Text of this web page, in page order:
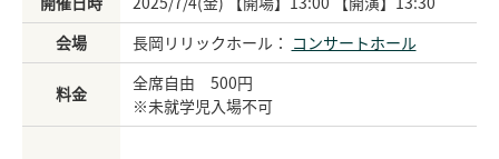
会場
長岡リリックホール： コンサートホール
料金
全席自由 500円
※未就学児入場不可